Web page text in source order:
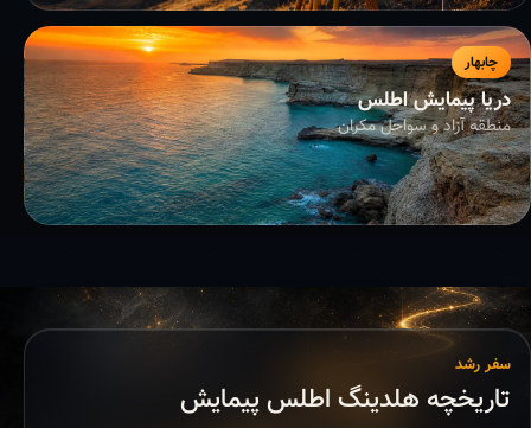
چابهار
دریا پیمایش اطلس
منطقه آزاد و سواحل مکران
سفر رشد
تاریخچه هلدینگ اطلس پیمایش